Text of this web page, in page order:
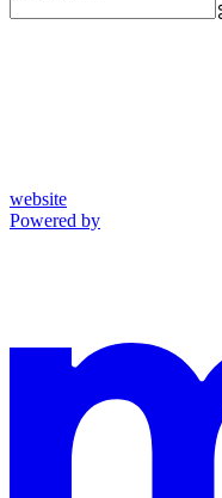
website
Powered by